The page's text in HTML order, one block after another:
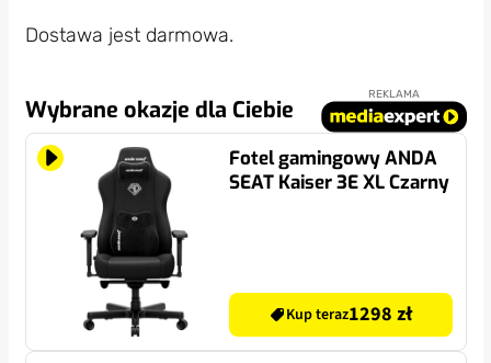
Dostawa jest darmowa.
Wybrane okazje dla Ciebie
REKLAMA
Fotel gamingowy ANDA
SEAT Kaiser 3E XL Czarny
Kup teraz1298 zł